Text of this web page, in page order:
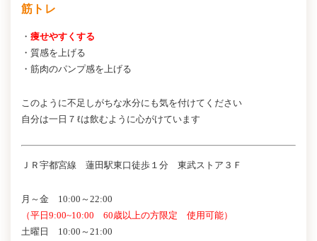
筋トレ
・ 痩せやすくする
・質感を上げる
・筋肉のパンプ感を上げる
このように不足しがちな水分にも気を付けてください
自分は一日７ℓは飲むように心がけています
ＪＲ宇都宮線 蓮田駅東口徒歩１分 東武ストア３Ｆ
月～金 10:00～22:00
（平日9:00~10:00 60歳以上の方限定 使用可能）
土曜日 10:00～21:00